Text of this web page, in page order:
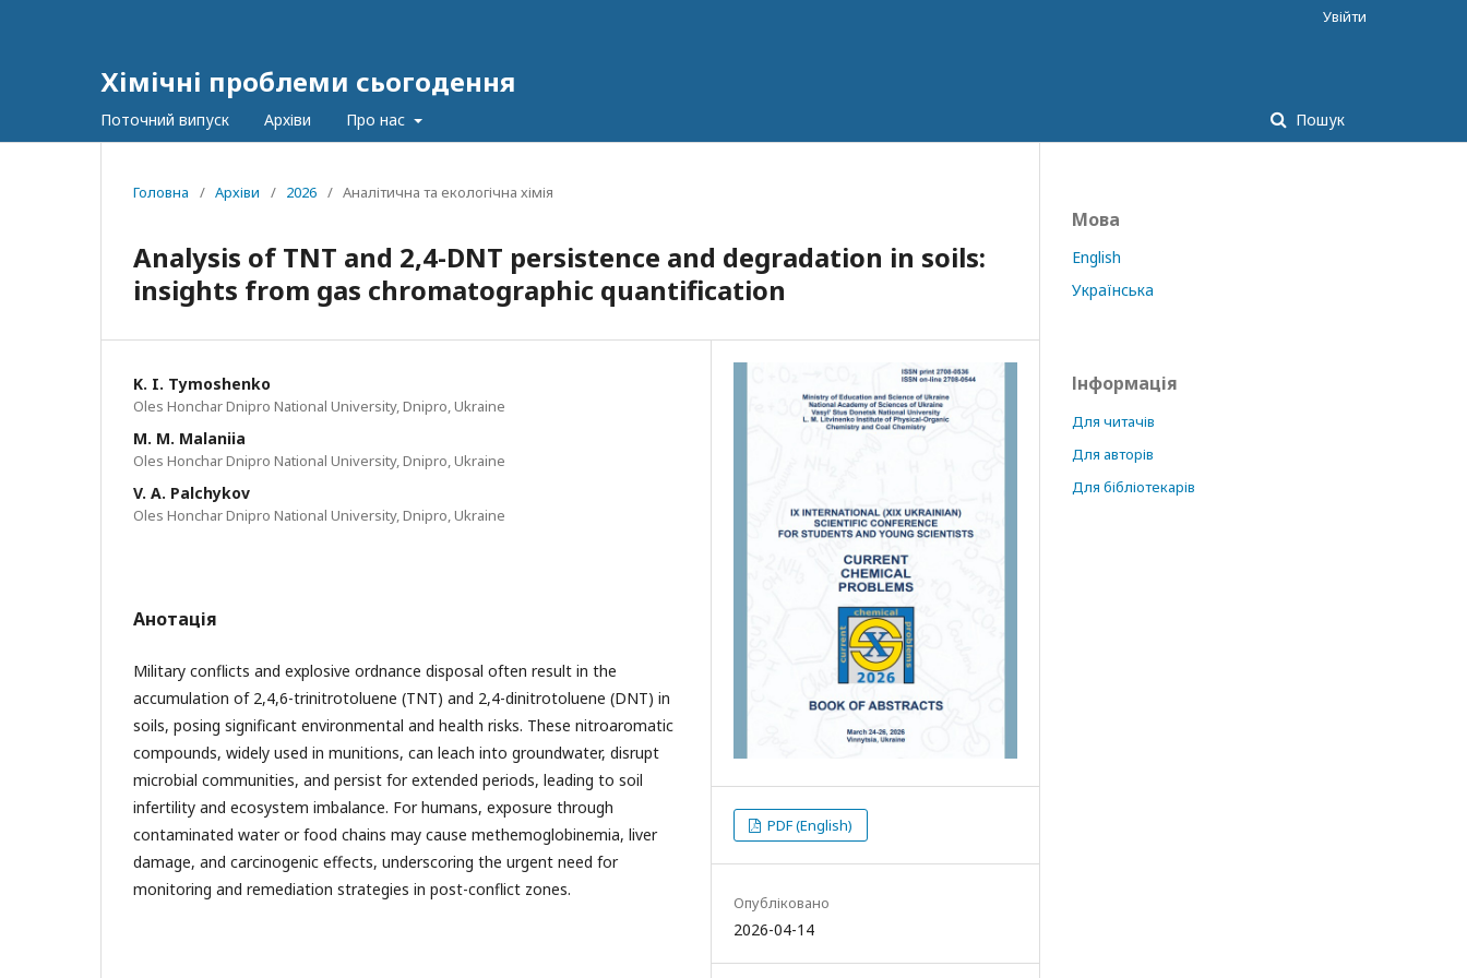
Хімічні проблеми сьогодення
Поточний випуск Архіви Про нас Пошук
Увійти
Головна / Архіви / 2026 / Аналітична та екологічна хімія
Analysis of TNT and 2,4-DNT persistence and degradation in soils:
insights from gas chromatographic quantification
K. I. Tymoshenko
Oles Honchar Dnipro National University, Dnipro, Ukraine
M. M. Malaniia
Oles Honchar Dnipro National University, Dnipro, Ukraine
V. A. Palchykov
Oles Honchar Dnipro National University, Dnipro, Ukraine
Анотація
Military conflicts and explosive ordnance disposal often result in the
accumulation of 2,4,6-trinitrotoluene (TNT) and 2,4-dinitrotoluene (DNT) in
soils, posing significant environmental and health risks. These nitroaromatic
compounds, widely used in munitions, can leach into groundwater, disrupt
microbial communities, and persist for extended periods, leading to soil
infertility and ecosystem imbalance. For humans, exposure through
contaminated water or food chains may cause methemoglobinemia, liver
damage, and carcinogenic effects, underscoring the urgent need for
monitoring and remediation strategies in post-conflict zones.
PDF (English)
Опубліковано
2026-04-14
Мова
English
Українська
Інформація
Для читачів
Для авторів
Для бібліотекарів